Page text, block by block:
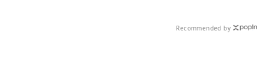
Recommended by